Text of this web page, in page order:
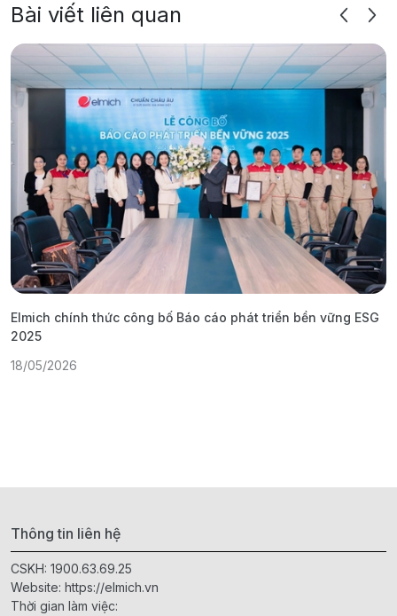
Bài viết liên quan
Elmich chính thức công bố Báo cáo phát triển bền vững ESG
2025
18/05/2026
Thông tin liên hệ
CSKH: 1900.63.69.25
Website: https://elmich.vn
Thời gian làm việc: